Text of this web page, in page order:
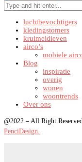
luchtbevochtigers
kledingstomers
kruimeldieven
airco’s
mobiele
Blog
inspiratie
overig
wonen
woontrends
Over ons
@2022 – All Right
PenciDesign.